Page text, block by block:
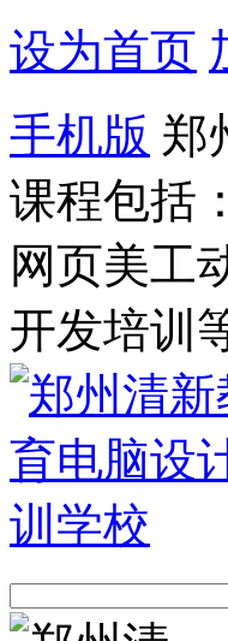
设为首页
手机版 郑
课程包括
网页美工
开发培训